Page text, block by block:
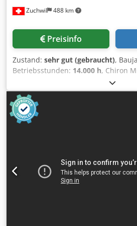
22,5 kVA Abmessungen #
Hauptfunktionen und Merkmale: #
Optimale Späneabfuhr, Teilefänger
BAR DRUCK FÜR
OSP-P300L-R # Späneförderer #
WERKZEUGMESSYSTEM (Q
Lastkraft-Autolearning-Analyser
P300L-R # Werkstückerkennung
Niederdruck-Luftdruckanzeige #
mm; Gewicht: 1500 kg
Zuchwil 488 km
Preisinfo
Zustand: sehr gut (gebraucht),
Betriebsstunden: 14.000 h, Chiron
Bearbeitungszentrum mit
TECHNISCHE DATEN Verfahrweg, X-
Verfahrweg, Y-Achse: 630 mm
mm Schwenkachse: +- 120 °
Eilgangsgeschwindigkeit, X-Achse:
Spindel, Drehzahl: 12`000 U/Min
A 63 Rundtisch, Durchmesser: 280
Passbohrungsraster M16 x 15 H7 X